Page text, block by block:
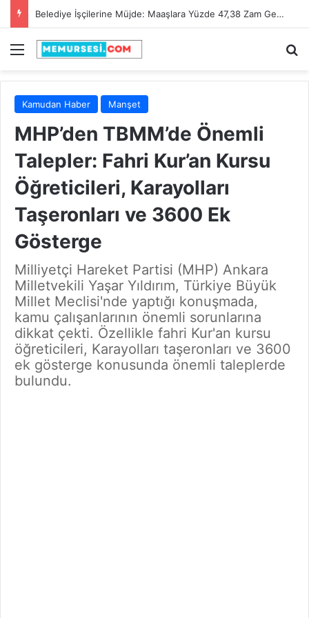
Belediye İşçilerine Müjde: Maaşlara Yüzde 47,38 Zam Geldi!
Menü
Kamudan Haber Manşet
MHP’den TBMM’de Önemli
Talepler: Fahri Kur’an Kursu
Öğreticileri, Karayolları
Taşeronları ve 3600 Ek
Gösterge
Milliyetçi Hareket Partisi (MHP) Ankara
Milletvekili Yaşar Yıldırım, Türkiye Büyük
Millet Meclisi'nde yaptığı konuşmada,
kamu çalışanlarının önemli sorunlarına
dikkat çekti. Özellikle fahri Kur'an kursu
öğreticileri, Karayolları taşeronları ve 3600
ek gösterge konusunda önemli taleplerde
bulundu.